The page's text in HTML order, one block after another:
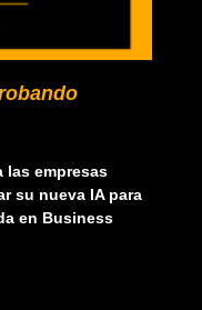
las empresas
su nueva IA para
en Business